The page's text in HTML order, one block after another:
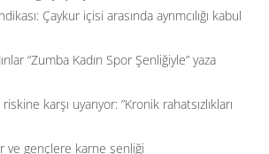
Çaykur içisi arasında ayrımcılığı kabul
“Zumba Kadın Spor Şenliğiyle” yaza
riskine karşı uyarıyor: ”Kronik rahatsızlıkları
ve gençlere karne şenliği